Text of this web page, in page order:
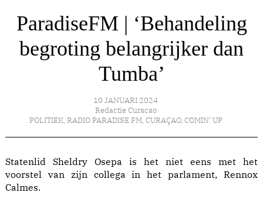
ParadiseFM | ‘Behandeling
begroting belangrijker dan
Tumba’
10 JANUARI 2024
Redactie Curacao
POLITIEK, RADIO PARADISE FM, CURAÇAO, COMIN' UP
Statenlid Sheldry Osepa is het niet eens met het
voorstel van zijn collega in het parlament, Rennox
Calmes.